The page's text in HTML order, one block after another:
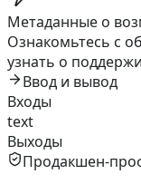
Метаданные о
Ознакомьтесь с
узнать о
Ввод и вывод
Входы
text
Выходы
Продакшен-